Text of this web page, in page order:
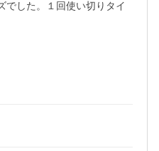
でした。１回使い切りタイ